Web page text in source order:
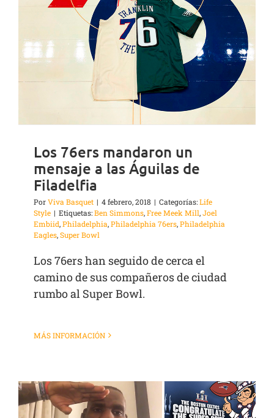
Los 76ers mandaron un
mensaje a las Águilas de
Filadelfia
PorViva Basquet | 4 febrero, 2018 | Categorías:Life
Style | Etiquetas:Ben Simmons,Free Meek Mill,Joel
Embiid,Philadelphia,Philadelphia 76ers,Philadelphia
Eagles,Super Bowl
Los 76ers han seguido de cerca el
camino de sus compañeros de ciudad
rumbo al Super Bowl.
MÁS INFORMACIÓN